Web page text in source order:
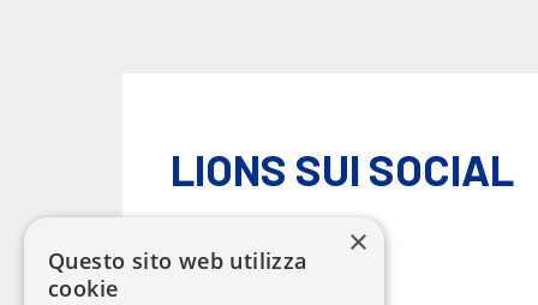
LIONS SUI SOCIAL
×
Questo sito web utilizza
cookie